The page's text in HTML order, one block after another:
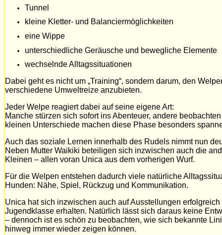
Tunnel
kleine Kletter- und Balanciermöglichkeiten
eine Wippe
unterschiedliche Geräusche und bewegliche Elemente
wechselnde Alltagssituationen
Dabei geht es nicht um „Training“, sondern darum, den
verschiedene Umweltreize anzubieten.
Jeder Welpe reagiert dabei auf seine eigene Art:
Manche stürzen sich sofort ins Abenteuer, andere
kleinen Unterschiede machen diese Phase besonders
Auch das soziale Lernen innerhalb des Rudels nimmt nun
Neben Mutter Waikiki beteiligen sich inzwischen auch die
Kleinen – allen voran Unica aus dem vorherigen Wurf.
Für die Welpen entstehen dadurch viele natürliche
Hunden: Nähe, Spiel, Rückzug und Kommunikation.
Unica hat sich inzwischen auch auf Ausstellungen
Jugendklasse erhalten. Natürlich lässt sich daraus keine
– dennoch ist es schön zu beobachten, wie sich bekannte
hinweg immer wieder zeigen können.